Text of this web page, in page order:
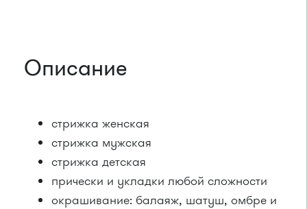
Описание
стрижка женская
стрижка мужская
стрижка детская
прически и укладки любой сложности
окрашивание: балаяж, шатуш, омбре и